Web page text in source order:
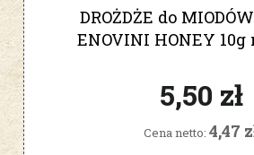
DROŻDŻE do
ENOVINI HONEY 10g
5,50 zł
Cena netto: 4,47